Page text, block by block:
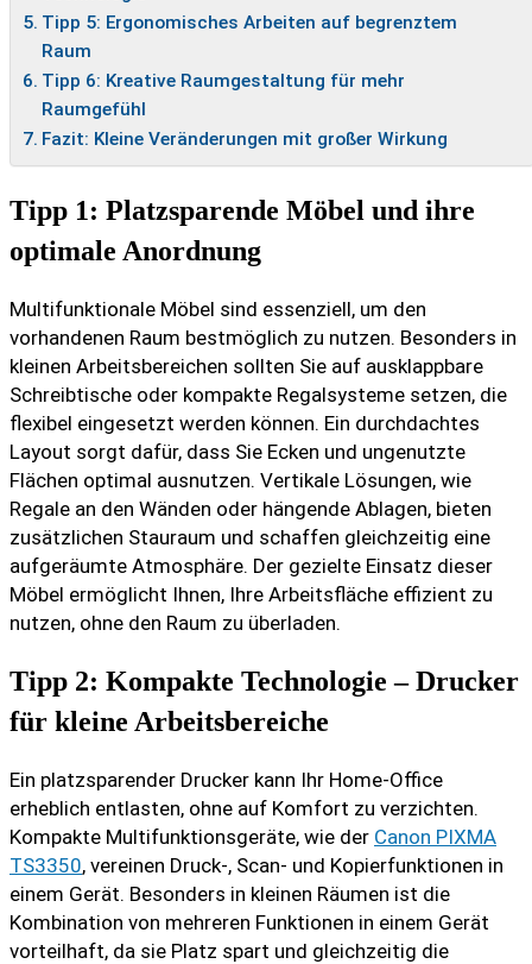
Tipp 5: Ergonomisches Arbeiten auf begrenztem
Raum
Tipp 6: Kreative Raumgestaltung für mehr
Raumgefühl
Fazit: Kleine Veränderungen mit großer Wirkung
Tipp 1: Platzsparende Möbel und ihre
optimale Anordnung
Multifunktionale Möbel sind essenziell, um den
vorhandenen Raum bestmöglich zu nutzen. Besonders in
kleinen Arbeitsbereichen sollten Sie auf ausklappbare
Schreibtische oder kompakte Regalsysteme setzen, die
flexibel eingesetzt werden können. Ein durchdachtes
Layout sorgt dafür, dass Sie Ecken und ungenutzte
Flächen optimal ausnutzen. Vertikale Lösungen, wie
Regale an den Wänden oder hängende Ablagen, bieten
zusätzlichen Stauraum und schaffen gleichzeitig eine
aufgeräumte Atmosphäre. Der gezielte Einsatz dieser
Möbel ermöglicht Ihnen, Ihre Arbeitsfläche effizient zu
nutzen, ohne den Raum zu überladen.
Tipp 2: Kompakte Technologie – Drucker
für kleine Arbeitsbereiche
Ein platzsparender Drucker kann Ihr Home-Office
erheblich entlasten, ohne auf Komfort zu verzichten.
Kompakte Multifunktionsgeräte, wie der Canon PIXMA
TS3350, vereinen Druck-, Scan- und Kopierfunktionen in
einem Gerät. Besonders in kleinen Räumen ist die
Kombination von mehreren Funktionen in einem Gerät
vorteilhaft, da sie Platz spart und gleichzeitig die